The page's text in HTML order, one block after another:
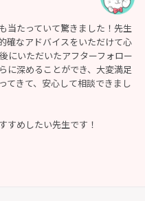
当たっていて驚きました！先生
確なアドバイスをいただけて心
にいただいたアフターフォロー
に深めることができ、大変満足
てきて、安心して相談できまし
すめしたい先生です！